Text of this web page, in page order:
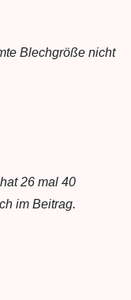
Blechgröße nicht
26 mal 40
im Beitrag.